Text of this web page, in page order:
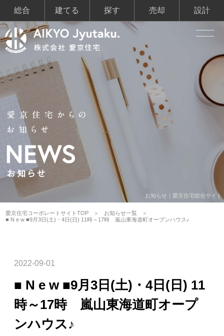
総合 建てる 探す 売却 設計
お知らせ｜愛京住宅総合サイト
愛京住宅コーポレートサイトTOP
お知らせ一覧
■ N e w ■9月3日(土)・4日(日) 11時～17時 嵐山東海道町オープンハウス♪
2022-09-01
■ N e w ■9月3日(土)・4日(日) 11
時～17時 嵐山東海道町オープ
ンハウス♪